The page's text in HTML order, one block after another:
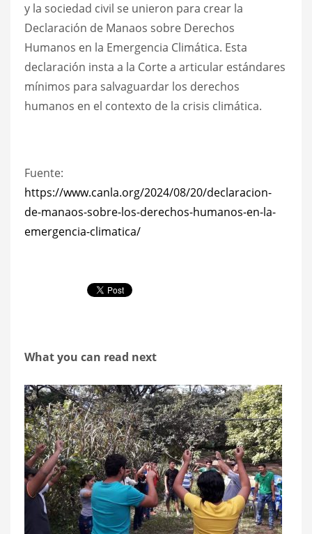
y la sociedad civil se unieron para crear la
Declaración de Manaos sobre Derechos
Humanos en la Emergencia Climática. Esta
declaración insta a la Corte a articular estándares
mínimos para salvaguardar los derechos
humanos en el contexto de la crisis climática.
Fuente:
https://www.canla.org/2024/08/20/declaracion-
de-manaos-sobre-los-derechos-humanos-en-la-
emergencia-climatica/
What you can read next